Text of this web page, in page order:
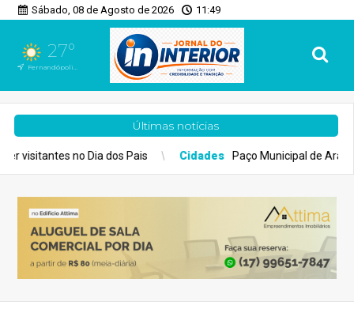
Sábado, 08 de Agosto de 2026 11:49
27°
Fernandópolis, SP
Últimas notícias
Cidades Paço Municipal de Araçatuba recebe iluminação